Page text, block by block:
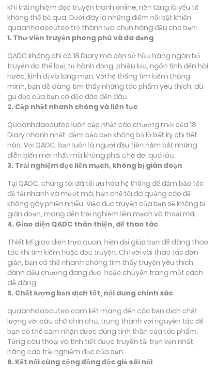
Khi trải nghiệm đọc truyện tranh online, nền tảng là yếu tố
không thể bỏ qua. Dưới đây là những điểm nổi bật khiến
quaanhdaocuteo trở thành lựa chọn hàng đầu cho bạn:
1. Thư viện truyện phong phú và đa dạng
QADC không chỉ có 18 Diary mà còn sở hữu hàng ngàn bộ
truyện đa thể loại, từ hành động, phiêu lưu, ngôn tình đến hài
hước, kinh dị và lãng mạn. Với hệ thống tìm kiếm thông
minh, bạn dễ dàng tìm thấy những tác phẩm yêu thích, dù
gu đọc của bạn có độc đáo đến đâu
2. Cập nhật nhanh chóng và liên tục
Quaanhdaocuteo luôn cập nhật các chương mới của 18
Diary nhanh nhất, đảm bảo bạn không bỏ lỡ bất kỳ chi tiết
nào. Với QADC, bạn luôn là người đầu tiên nắm bắt những
diễn biến mới nhất mà không phải chờ đợi quá lâu.
3. Trải nghiệm đọc liền mạch, không bị gián đoạn
Tại QADC, chúng tôi đã tối ưu hóa hệ thống để đảm bảo tốc
độ tải nhanh và mượt mà, hạn chế tối đa quảng cáo để
không gây phiền nhiễu. Việc đọc truyện của bạn sẽ không bị
gián đoạn, mang đến trải nghiệm liền mạch và thoải mái.
4. Giao diện QADC thân thiện, dễ thao tác
Thiết kế giao diện trực quan, hiện đại giúp bạn dễ dàng thao
tác khi tìm kiếm hoặc đọc truyện. Chỉ với vài thao tác đơn
giản, bạn có thể nhanh chóng tìm thấy truyện yêu thích,
đánh dấu chương đang đọc, hoặc chuyển trang một cách
dễ dàng.
5. Chất lượng bản dịch tốt, nội dung chính xác
quaanhdaocuteo cam kết mang đến các bản dịch chất
lượng với câu chữ chỉn chu, trung thành với nguyên tác để
bạn có thể cảm nhận được đúng tinh thần của tác phẩm.
Từng câu thoại và tình tiết được truyền tải trọn vẹn nhất,
nâng cao trải nghiệm đọc của bạn.
6. Kết nối cùng cộng đồng độc giả sôi nổi